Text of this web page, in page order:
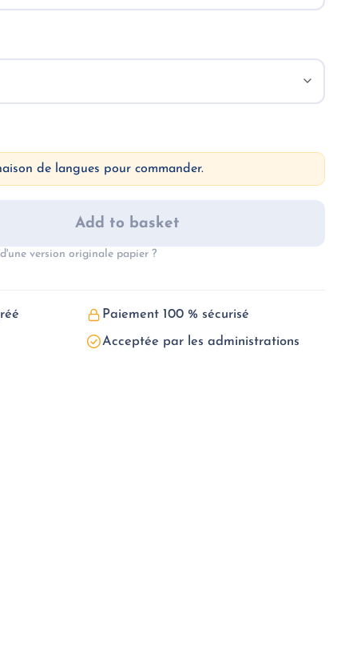
de langues pour commander.
Add to basket
d'une version originale papier ?
Paiement 100 % sécurisé
Acceptée par les administrations